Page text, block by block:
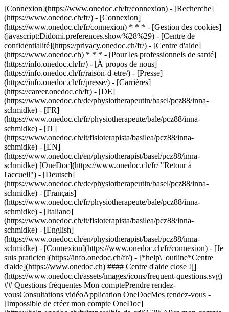
[Connexion](https://www.onedoc.ch/fr/connexion) - [Recherche]
(https://www.onedoc.ch/fr/) - [Connexion]
(https://www.onedoc.ch/fr/connexion) * * * - [Gestion des cookies]
(javascript:Didomi.preferences.show%28%29) - [Centre de
confidentialité](https://privacy.onedoc.ch/fr/) - [Centre d'aide]
(https://www.onedoc.ch) * * * - [Pour les professionnels de santé]
(https://info.onedoc.ch/fr/) - [À propos de nous]
(https://info.onedoc.ch/fr/raison-d-etre/) - [Presse]
(https://info.onedoc.ch/fr/presse/) - [Carrières]
(https://career.onedoc.ch/fr) - [DE]
(https://www.onedoc.ch/de/physiotherapeutin/basel/pcz88/inna-
schmidke) - [FR]
(https://www.onedoc.ch/fr/physiotherapeute/bale/pcz88/inna-
schmidke) - [IT]
(https://www.onedoc.ch/it/fisioterapista/basilea/pcz88/inna-
schmidke) - [EN]
(https://www.onedoc.ch/en/physiotherapist/basel/pcz88/inna-
schmidke) [OneDoc](https://www.onedoc.ch/fr/ "Retour à
l'accueil") - [Deutsch]
(https://www.onedoc.ch/de/physiotherapeutin/basel/pcz88/inna-
schmidke) - [Français]
(https://www.onedoc.ch/fr/physiotherapeute/bale/pcz88/inna-
schmidke) - [Italiano]
(https://www.onedoc.ch/it/fisioterapista/basilea/pcz88/inna-
schmidke) - [English]
(https://www.onedoc.ch/en/physiotherapist/basel/pcz88/inna-
schmidke) - [Connexion](https://www.onedoc.ch/fr/connexion) - [Je
suis praticien](https://info.onedoc.ch/fr/) - [*help\_outline*Centre
d'aide](https://www.onedoc.ch) #### Centre d'aide close ![]
(https://www.onedoc.ch/assets/images/icons/frequent-questions.svg)
## Questions fréquentes Mon comptePrendre rendez-
vousConsultations vidéoApplication OneDocMes rendez-vous -
[Impossible de créer mon compte OneDoc]